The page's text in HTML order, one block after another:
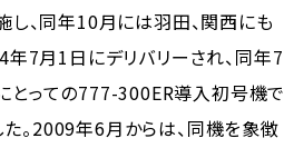
し、同年10月には羽田、関西にも
7月1日にデリバリーされ、同年7
とっての777-300ER導入初号機で
。2009年6月からは、同機を象徴